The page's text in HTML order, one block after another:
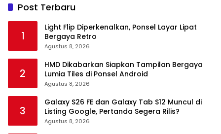
Post Terbaru
1
Light Flip Diperkenalkan, Ponsel Layar Lipat
Bergaya Retro
Agustus 8, 2026
2
HMD Dikabarkan Siapkan Tampilan Bergaya
Lumia Tiles di Ponsel Android
Agustus 8, 2026
3
Galaxy S26 FE dan Galaxy Tab S12 Muncul di
Listing Google, Pertanda Segera Rilis?
Agustus 8, 2026